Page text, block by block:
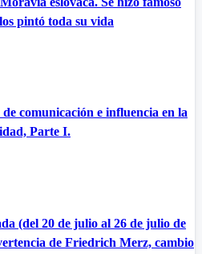
pintó toda su vida
comunicación e influencia en la
Parte I.
(del 20 de julio al 26 de julio de
de Friedrich Merz, cambio